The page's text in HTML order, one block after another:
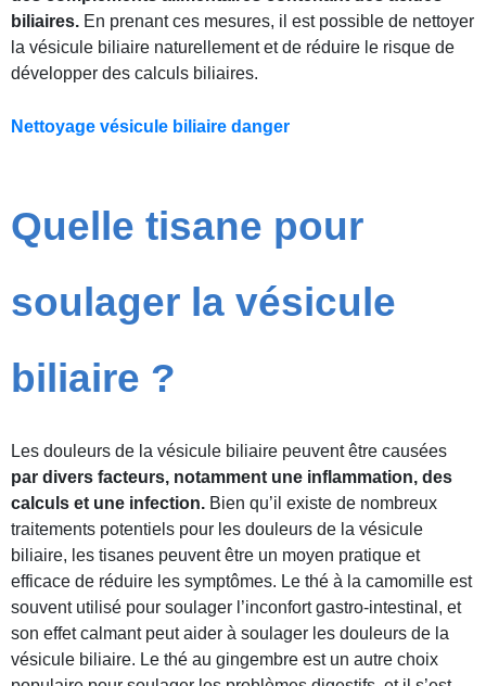
biliaires. En prenant ces mesures, il est possible de nettoyer
la vésicule biliaire naturellement et de réduire le risque de
développer des calculs biliaires.
Nettoyage vésicule biliaire danger
Quelle tisane pour
soulager la vésicule
biliaire ?
Les douleurs de la vésicule biliaire peuvent être causées
par divers facteurs, notamment une inflammation, des
calculs et une infection. Bien qu’il existe de nombreux
traitements potentiels pour les douleurs de la vésicule
biliaire, les tisanes peuvent être un moyen pratique et
efficace de réduire les symptômes. Le thé à la camomille est
souvent utilisé pour soulager l’inconfort gastro-intestinal, et
son effet calmant peut aider à soulager les douleurs de la
vésicule biliaire. Le thé au gingembre est un autre choix